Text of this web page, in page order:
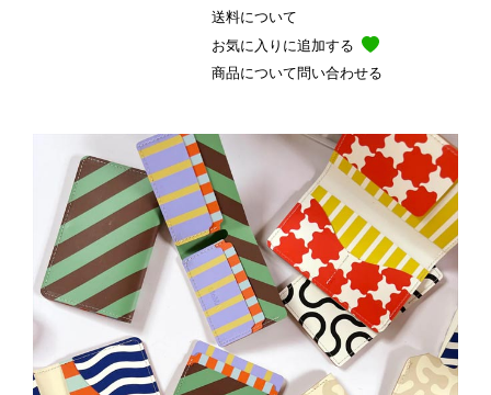
送料について
お気に入りに追加する
商品について問い合わせる